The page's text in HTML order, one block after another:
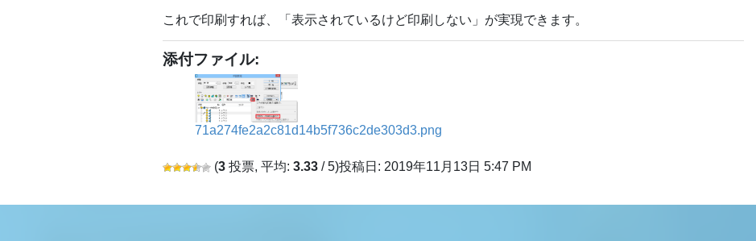
これで印刷すれば、「表示されているけど印刷しない」が実現できます。
添付ファイル:
71a274fe2a2c81d14b5f736c2de303d3.png
(3 投票, 平均:3.33 / 5)投稿日: 2019年11月13日 5:47 PM